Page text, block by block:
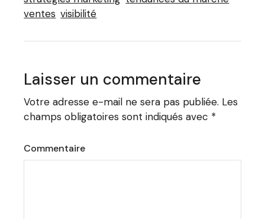
ventes visibilité
Laisser un commentaire
Votre adresse e-mail ne sera pas publiée. Les
champs obligatoires sont indiqués avec *
Commentaire